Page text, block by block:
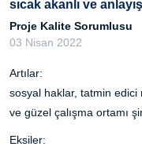
sıcak akanlı ve
Proje Kalite Sorumlusu
03 Nisan 2022
Artılar:
sosyal haklar, tatmin edici
ve güzel çalışma ortamı
Eksiler: